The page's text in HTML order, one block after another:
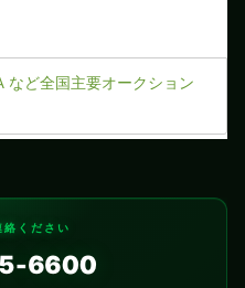
など全国主要オークション
絡ください
6600